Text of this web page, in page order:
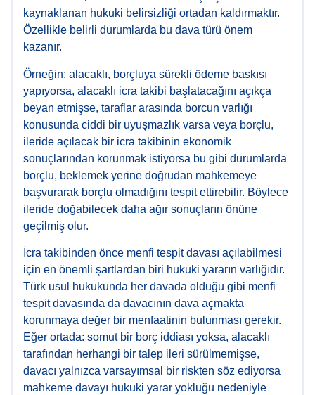
kaynaklanan hukuki belirsizliği ortadan kaldırmaktır.
Özellikle belirli durumlarda bu dava türü önem
kazanır.
Örneğin; alacaklı, borçluya sürekli ödeme baskısı
yapıyorsa, alacaklı icra takibi başlatacağını açıkça
beyan etmişse, taraflar arasında borcun varlığı
konusunda ciddi bir uyuşmazlık varsa veya borçlu,
ileride açılacak bir icra takibinin ekonomik
sonuçlarından korunmak istiyorsa bu gibi durumlarda
borçlu, beklemek yerine doğrudan mahkemeye
başvurarak borçlu olmadığını tespit ettirebilir. Böylece
ileride doğabilecek daha ağır sonuçların önüne
geçilmiş olur.
İcra takibinden önce menfi tespit davası açılabilmesi
için en önemli şartlardan biri hukuki yararın varlığıdır.
Türk usul hukukunda her davada olduğu gibi menfi
tespit davasında da davacının dava açmakta
korunmaya değer bir menfaatinin bulunması gerekir.
Eğer ortada: somut bir borç iddiası yoksa, alacaklı
tarafından herhangi bir talep ileri sürülmemişse,
davacı yalnızca varsayımsal bir riskten söz ediyorsa
mahkeme davayı hukuki yarar yokluğu nedeniyle